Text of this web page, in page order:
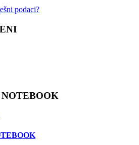
podaci?